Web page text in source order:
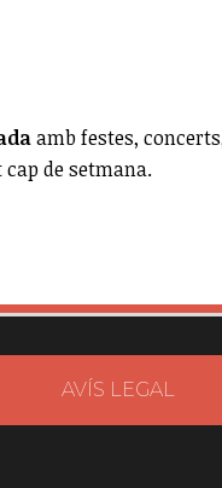
amb festes,
de setmana.
AVÍS LEGAL